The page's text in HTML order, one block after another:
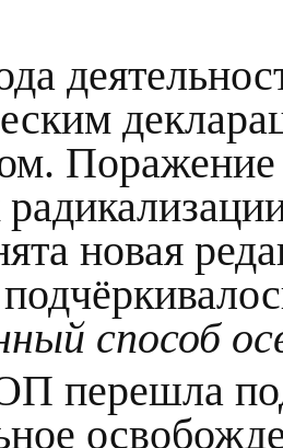
новая
способ
перешла